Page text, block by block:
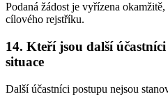
Podaná žádost je vyřízena
cílového rejstříku.
14. Kteří jsou další
situace
Další účastníci postupu nejsou